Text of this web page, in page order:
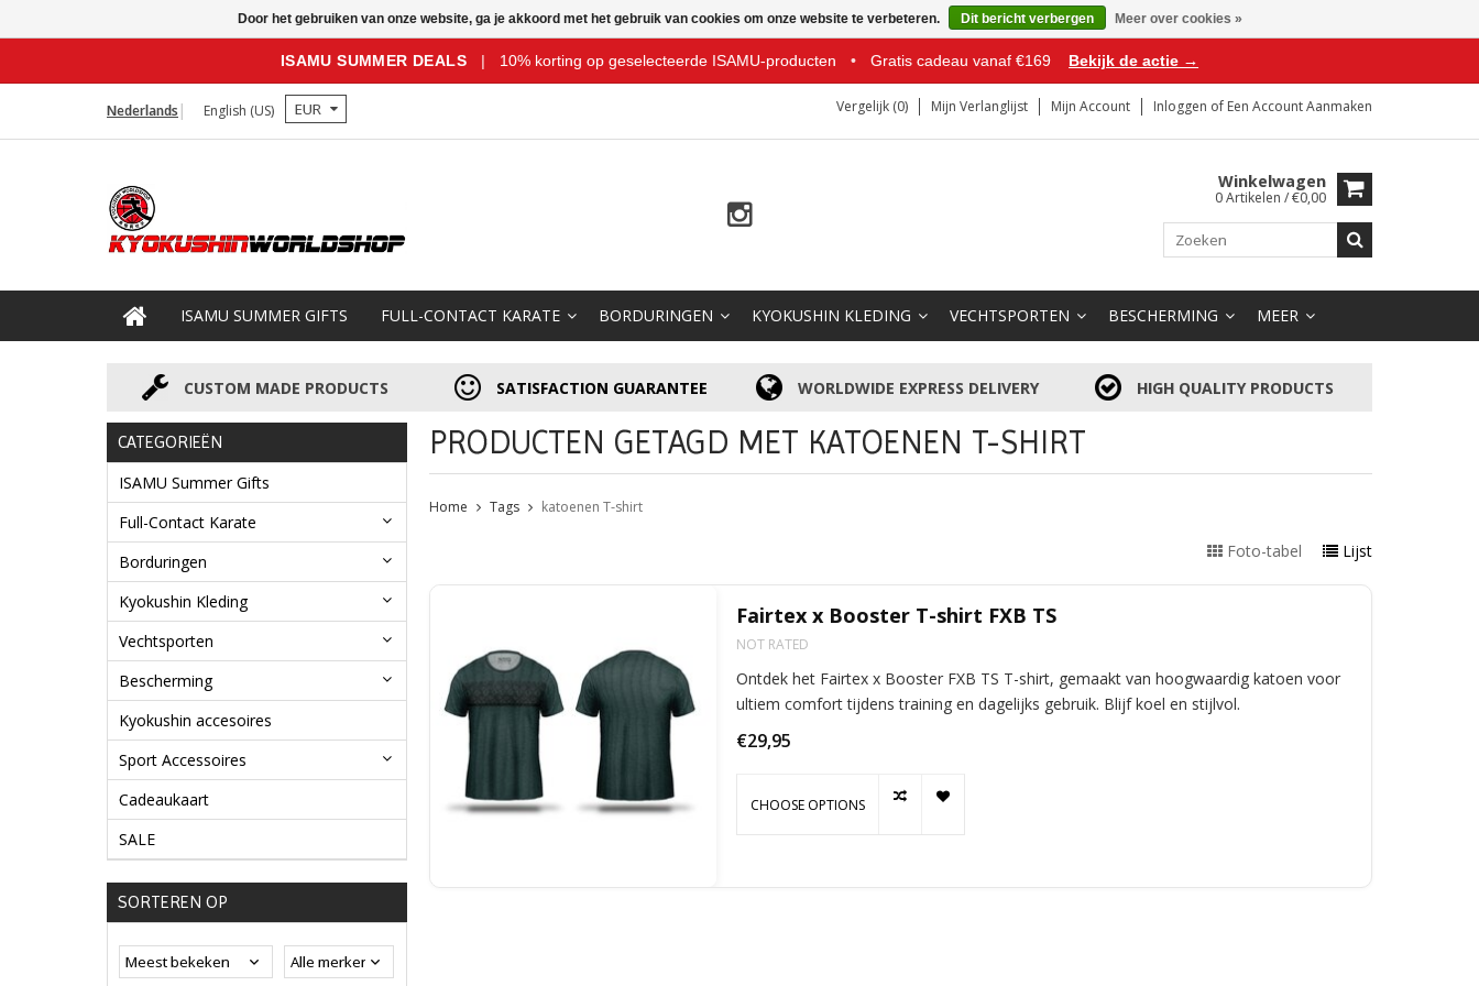
ISAMU SUMMER DEALS | 10% korting op geselecteerde ISAMU-producten • Gratis cadeau vanaf €169 Bekijk de actie →
Nederlands English (US) EUR Vergelijk (0) Mijn Verlanglijst Mijn Account Inloggen of Een Account Aanmaken
Winkelwagen
0 Artikelen / €0,00
ISAMU SUMMER GIFTS FULL-CONTACT KARATE BORDURINGEN KYOKUSHIN KLEDING VECHTSPORTEN BESCHERMING MEER
CUSTOM MADE PRODUCTS SATISFACTION GUARANTEE WORLDWIDE EXPRESS DELIVERY HIGH QUALITY PRODUCTS
CATEGORIEËN
ISAMU Summer Gifts
Full-Contact Karate
Borduringen
Kyokushin Kleding
Vechtsporten
Bescherming
Kyokushin accesoires
Sport Accessoires
Cadeaukaart
SALE
SORTEREN OP
PRODUCTEN GETAGD MET KATOENEN T-SHIRT
Home Tags katoenen T-shirt
Foto-tabel Lijst
Fairtex x Booster T-shirt FXB TS
NOT RATED
Ontdek het Fairtex x Booster FXB TS T-shirt, gemaakt van hoogwaardig katoen voor
ultiem comfort tijdens training en dagelijks gebruik. Blijf koel en stijlvol.
€29,95
CHOOSE OPTIONS
Door het gebruiken van onze website, ga je akkoord met het gebruik van cookies om onze website te verbeteren. Dit bericht verbergen Meer over cookies »